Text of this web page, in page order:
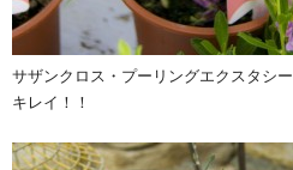
サザンクロス・プーリングエクスタシー
キレイ！！